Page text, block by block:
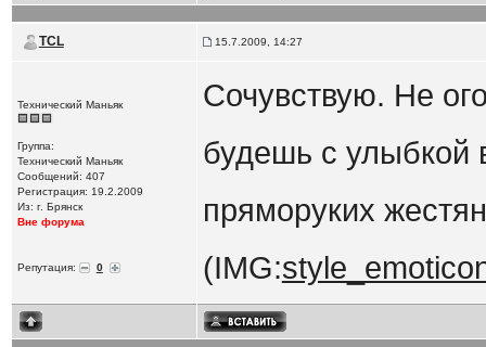
TCL 15.7.2009, 14:27
Технический Маньяк
Группа:
Технический Маньяк
Сообщений: 407
Регистрация: 19.2.2009
Из: г. Брянск
Вне форума
Репутация: 0
Сочувствую. Не
будешь с улыбкой
пряморуких
(IMG: